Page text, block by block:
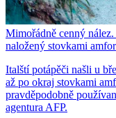
Mimořádně cenný
naložený stovkami amfor
Italští potápěči našli u
až po okraj stovkami
pravděpodobně
agentura AFP.